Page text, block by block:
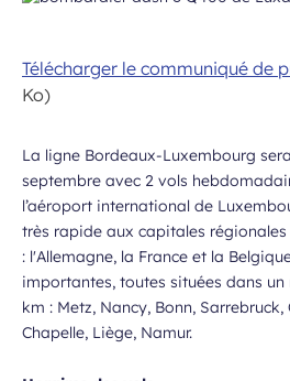
Télécharger le communiqué de
Ko)
La ligne Bordeaux-Luxembourg
septembre avec 2 vols
l’aéroport international de
très rapide aux capitales
: l'Allemagne, la France et la
importantes, toutes situées dans
km : Metz, Nancy, Bonn, Sarrebruck,
Chapelle, Liège, Namur.